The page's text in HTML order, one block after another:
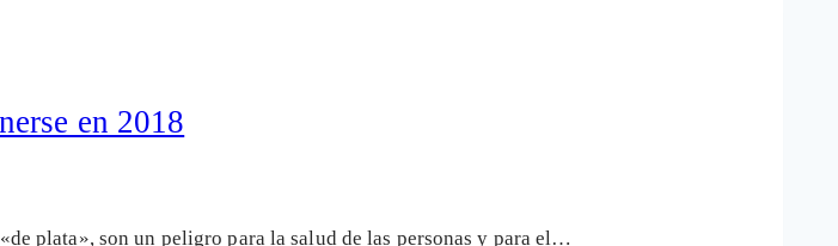
en 2018
plata», son un peligro para la salud de las personas y para el…